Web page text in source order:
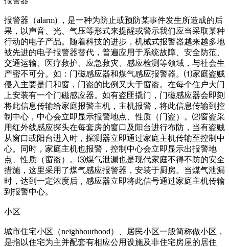
报警器（alarm) ，是一种为防止或预防某事件发生所造成的后
果，以声音、光、气压等形式来提醒或警示我们应当采取某种
行动的电子产品。随着科技的进步，机械式报警器越来越多地
被先进的电子报警器替代，普遍应用于系统故障、安全防范、
交通运输、医疗救护、应急救灾、感应检测等领域，与社会生
产密不可分。如：门磁感应器和煤气感应报警器。⑴家庭盗贼
侵入主要是门和窗，门盗的比例又大于窗盗。在每个住户大门
上安装有一个门磁感应器。如有盗匪撬门，门磁感应器会即刻
将此信息传输给家庭报警主机，主机报警，将此信息传输到控
制中心，中心会立即显示报警地点、性质（门盗）。⑵窗盗采
用红外线感应探头在每套房的窗口及阳台进行布防，当有盗贼
从窗口或阳台进入时，探测器立即通过家庭主机传输至控制中
心。同时，家庭主机也报警，控制中心会立即显示出报警地
点、性质（窗盗）。⑶煤气泄漏也是现代家庭不得不防的安全
措施，这里采用了煤气感应报警器，安装于厨房。当煤气泄漏
时，达到一定浓度后，感应器立即将此信号通过家庭主机传输
到报警中心。
小区
城市住宅小区（neighbourhood）、居民小区一般简称做小区，
是指以住宅为主并配套有相应公用设施及非住宅房屋的居住